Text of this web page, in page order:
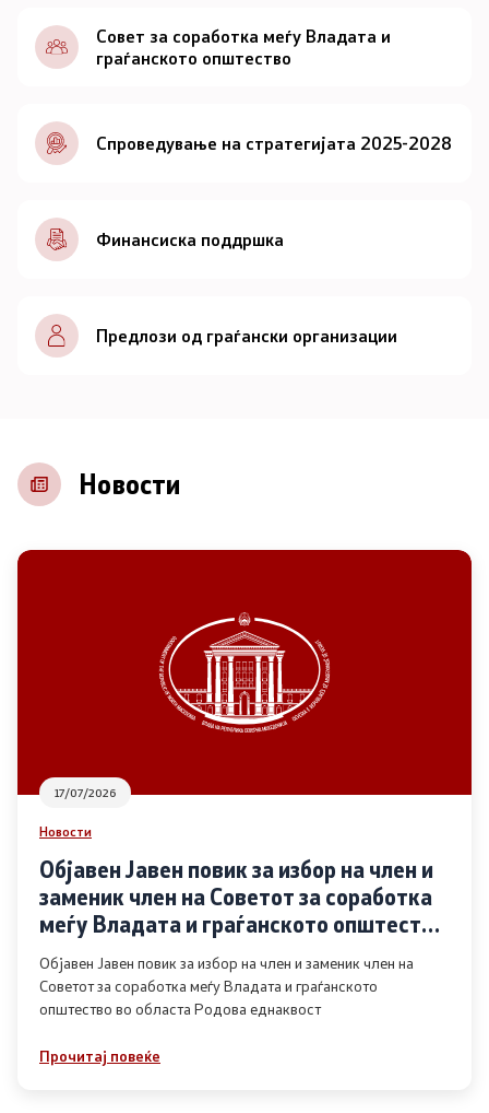
Документи
Совет
За советот
Документи
Записници и дневни редови од седниците на
Советот
Контакт
Основање на здружение
Дијалог меѓу Владата и граѓанскиот сектор
Отворени денови за иницијативи на граѓанските
организации
Финансиска поддршка
Совет за соработка меѓу Владата и
граѓанското општество
Спроведување на стратегијата 2025-2028
Финансиска поддршка
Предлози од граѓански организации
Новости
17/07/2026
Новости
Објавен Јавен повик за избор на член и
заменик член на Советот за соработка
меѓу Владата и граѓанското општество
во областа Родова еднаквост
Објавен Јавен повик за избор на член и заменик член на
Советот за соработка меѓу Владата и граѓанското
општество во областа Родова еднаквост
Прочитај повеќе